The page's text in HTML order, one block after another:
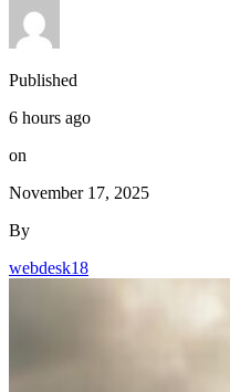
Published
6 hours ago
on
November 17, 2025
By
webdesk18